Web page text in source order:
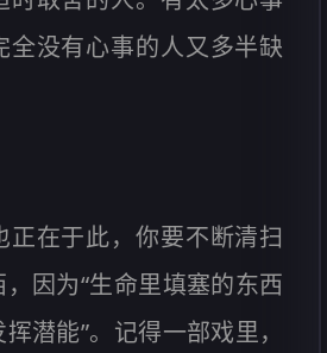
全没有心事的人又多半缺
正在于此，你要不断清扫
因为“生命里填塞的东西
潜能”。记得一部戏里，